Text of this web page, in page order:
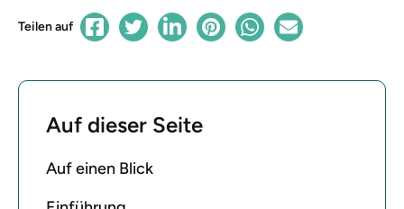
Teilen auf
Auf dieser Seite
Auf einen Blick